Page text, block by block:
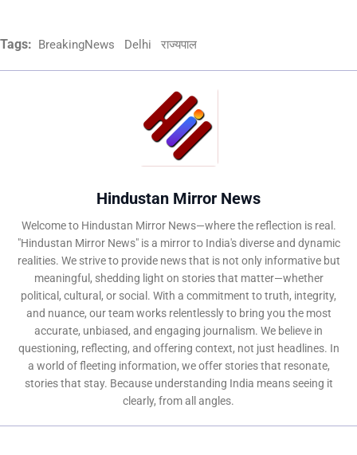
Tags: BreakingNews Delhi राज्यपाल
Hindustan Mirror News
Welcome to Hindustan Mirror News—where the reflection is real.
"Hindustan Mirror News" is a mirror to India's diverse and dynamic
realities. We strive to provide news that is not only informative but
meaningful, shedding light on stories that matter—whether
political, cultural, or social. With a commitment to truth, integrity,
and nuance, our team works relentlessly to bring you the most
accurate, unbiased, and engaging journalism. We believe in
questioning, reflecting, and offering context, not just headlines. In
a world of fleeting information, we offer stories that resonate,
stories that stay. Because understanding India means seeing it
clearly, from all angles.